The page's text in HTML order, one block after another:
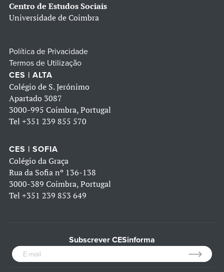
Centro de Estudos Sociais
Universidade de Coimbra
Política de Privacidade
Termos de Utilização
CES | ALTA
Colégio de S. Jerónimo
Apartado 3087
3000-995 Coimbra, Portugal
Tel +351 239 855 570
CES | SOFIA
Colégio da Graça
Rua da Sofia nº 136-138
3000-389 Coimbra, Portugal
Tel +351 239 853 649
Subscrever CESinforma